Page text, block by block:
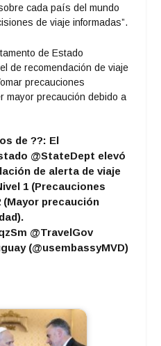
cada país del mundo
de viaje informadas”.
de Estado
de recomendación de viaje
precauciones
mayor precaución debido a
de ??: El
@StateDept elevó
de alerta de viaje
1 (Precauciones
(Mayor precaución
@TravelGov
(@usembassyMVD)